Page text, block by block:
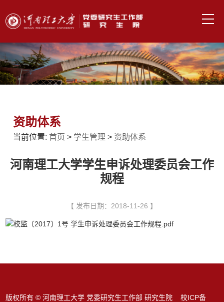
资助体系
当前位置: 首页 > 学生管理 > 资助体系
河南理工大学学生申诉处理委员会工作
规程
【 发布日期：2018-11-26 】
校监〔2017〕1号 学生申诉处理委员会工作规程.pdf
版权所有 © 河南理工大学 党委研究生工作部 研究生院 校ICP备